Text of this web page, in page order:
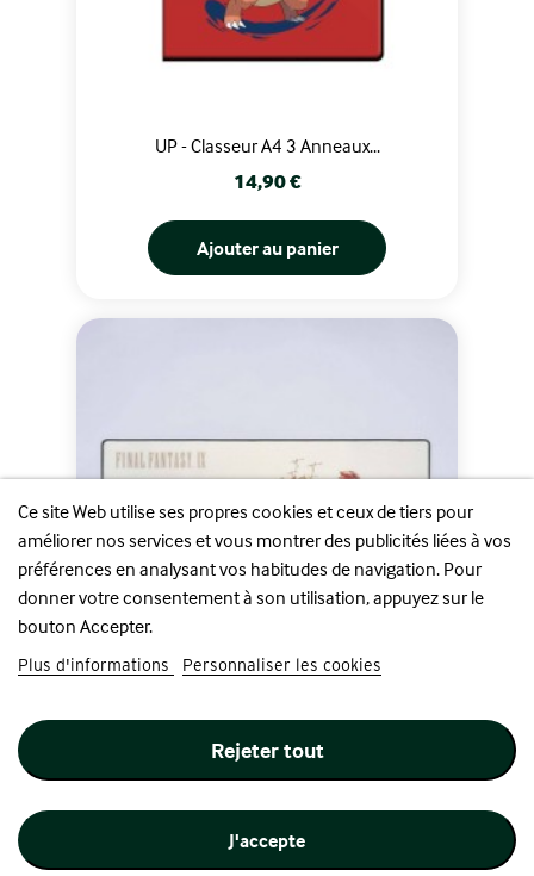
UP - Classeur A4 3 Anneaux...
Prix
14,90 €
Ajouter au panier
SE - Playmat - Final...
36,90 €
Ajouter au panier
Ce site Web utilise ses propres cookies et ceux de tiers pour
améliorer nos services et vous montrer des publicités liées à vos
préférences en analysant vos habitudes de navigation. Pour
donner votre consentement à son utilisation, appuyez sur le
bouton Accepter.
Plus d'informations Personnaliser les cookies
Rejeter tout
J'accepte